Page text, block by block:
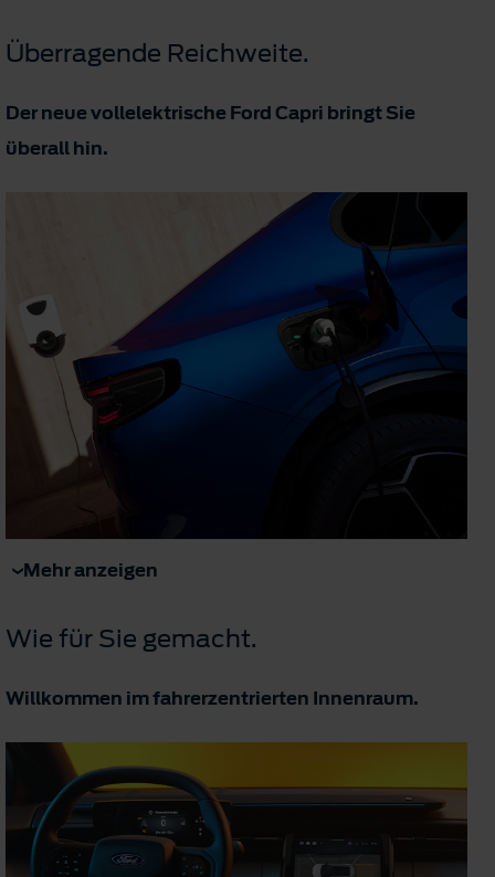
Überragende Reichweite.
Der neue vollelektrische Ford Capri bringt Sie
überall hin.
Mehr anzeigen
Wie für Sie gemacht.
Willkommen im fahrerzentrierten Innenraum.